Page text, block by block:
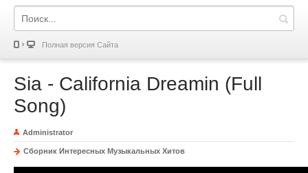
Полная версия Сайта
Sia - California Dreamin (Full
Song)
Administrator
Сборник Интересных Музыкальных Хитов